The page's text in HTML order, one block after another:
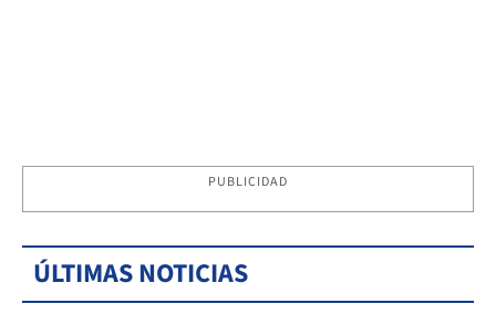
PUBLICIDAD
ÚLTIMAS NOTICIAS